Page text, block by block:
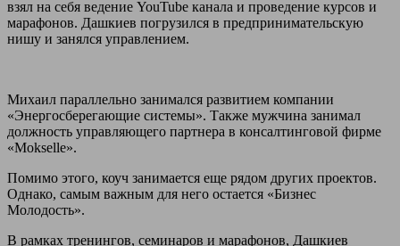
взял на себя ведение YouTube канала и проведение курсов и
марафонов. Дашкиев погрузился в предпринимательскую
нишу и занялся управлением.
Михаил параллельно занимался развитием компании
«Энергосберегающие системы». Также мужчина занимал
должность управляющего партнера в консалтинговой фирме
«Mokselle».
Помимо этого, коуч занимается еще рядом других проектов.
Однако, самым важным для него остается «Бизнес
Молодость».
В рамках тренингов, семинаров и марафонов, Дашкиев